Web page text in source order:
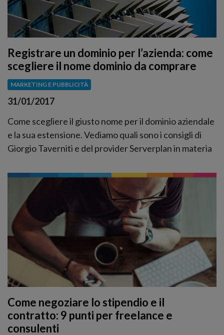
Registrare un dominio per l’azienda: come
scegliere il nome dominio da comprare
MARKETING E PUBBLICITÀ
31/01/2017
Come scegliere il giusto nome per il dominio aziendale
e la sua estensione. Vediamo quali sono i consigli di
Giorgio Taverniti e del provider Serverplan in materia
Come negoziare lo stipendio e il
contratto: 9 punti per freelance e
consulenti